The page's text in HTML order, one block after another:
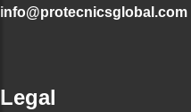
info@protecnicsglobal.com
Legal